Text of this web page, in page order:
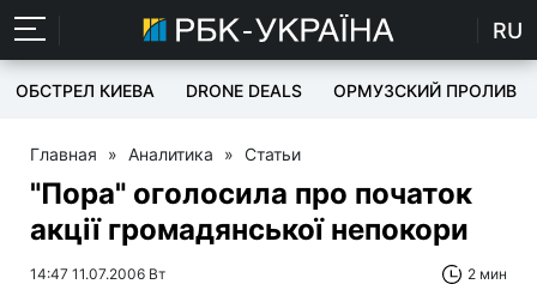
RU
ОБСТРЕЛ КИЕВА DRONE DEALS ОРМУЗСКИЙ ПРОЛИВ
Главная » Аналитика » Статьи
"Пора" оголосила про початок
акції громадянської непокори
14:47 11.07.2006 Вт 2 мин